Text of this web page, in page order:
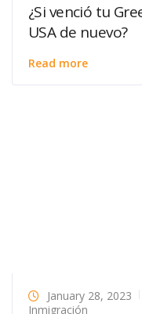
¿Si venció tu
USA de nuevo?
Read more
January 28, 2023
Inmigración